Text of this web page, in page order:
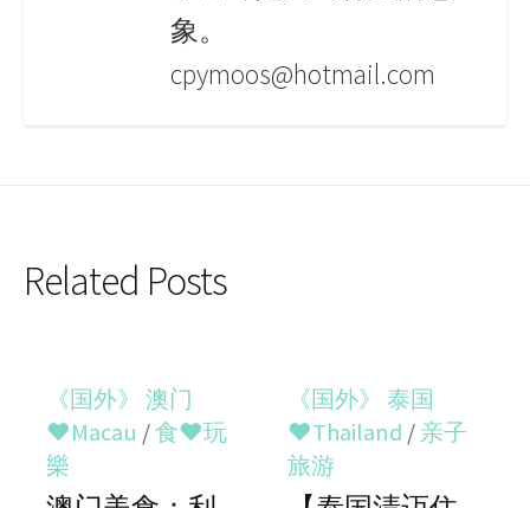
象。
cpymoos@hotmail.com
Related Posts
《国外》 澳门
♥Macau /食♥玩
樂
《国外》 泰国
♥Thailand /亲子
旅游